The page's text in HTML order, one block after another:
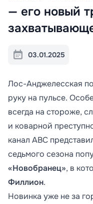
— его новый
03.01.2025
Лос-Анджелесская
руку на пульсе.
всегда на стороже,
и коварной
канал ABC
седьмого сезона
«Новобранец», в
Филлион.
Новинка уже не за